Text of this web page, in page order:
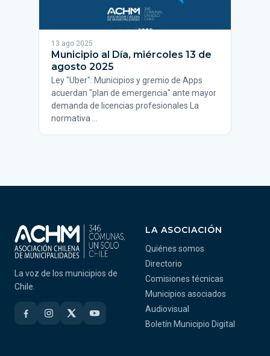
13 ago 2025
Municipio al Día, miércoles 13 de
agosto 2025
Ley "Uber": Municipios y gremio de Apps
acuerdan "plan de emergencia" ante mayor
demanda de licencias profesionales La
normativa …
La voz de los municipios de
Chile.
LA ASOCIACIÓN
Quiénes somos
Directorio
Comisiones técnicas
Municipios asociados
Audiovisual
Boletín Municipio Digital